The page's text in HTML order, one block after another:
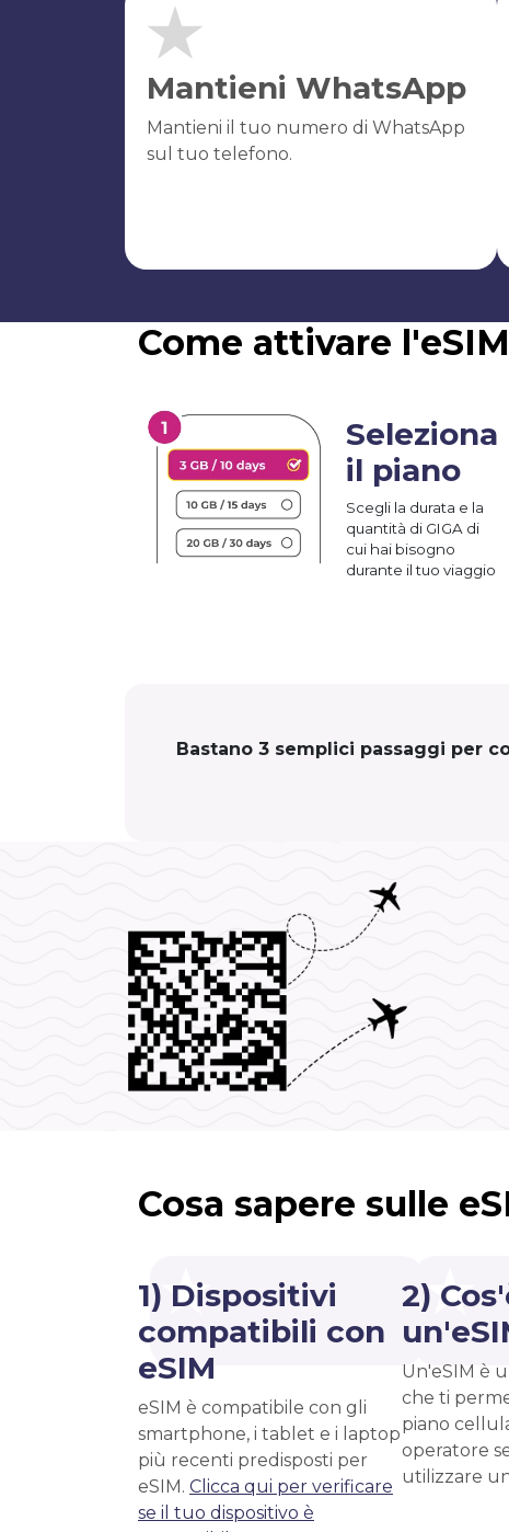
Mantieni WhatsApp
Mantieni il tuo numero di WhatsApp
sul tuo telefono.
Come attivare
Seleziona
il piano
Scegli la durata e la
quantità di GIGA di
cui hai bisogno
durante il tuo viaggio
Bastano 3 semplici passaggi per
Cosa sapere sulle
1) Dispositivi
compatibili con
eSIM
eSIM è compatibile con gli
smartphone, i tablet e i laptop
più recenti predisposti per
eSIM. Clicca qui per verificare
se il tuo dispositivo è
2)
Un'eSIM è
che ti
piano
operatore
utilizzare